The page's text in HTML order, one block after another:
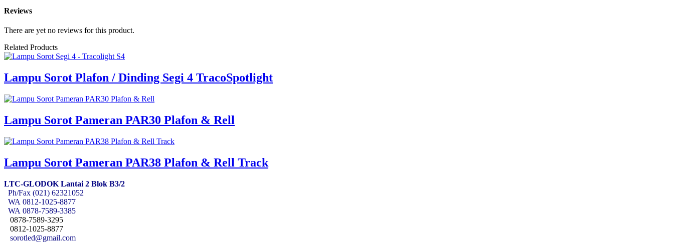
Reviews
There are yet no reviews for this product.
Related Products
Lampu Sorot Plafon / Dinding Segi 4 TracoSpotlight
Lampu Sorot Pameran PAR30 Plafon & Rell
Lampu Sorot Pameran PAR38 Plafon & Rell Track
LTC-GLODOK Lantai 2 Blok B3/2
Ph/Fax (021) 62321052
WA 0812-1025-8877
WA 0878-7589-3385
0878-7589-3295
0812-1025-8877
sorotled@gmail.com